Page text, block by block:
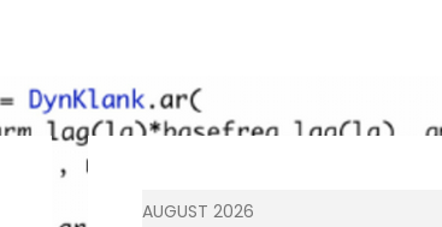
AUGUST 2026